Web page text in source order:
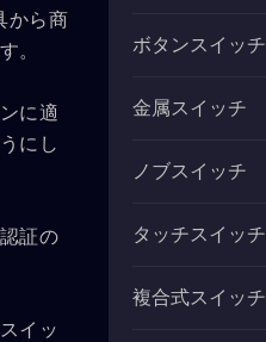
から商
。
に適
にし
証の
イッ
ボタンスイッチ
金属スイッチ
ノブスイッチ
タッチスイッチ
複合式スイッチ